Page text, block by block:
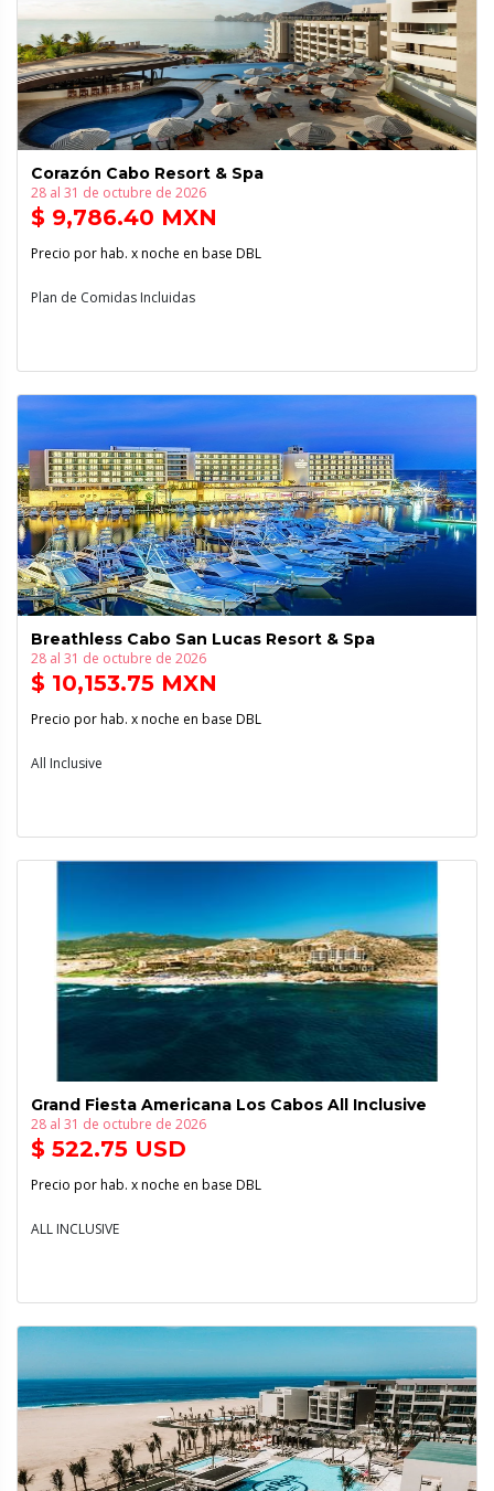
Corazón Cabo Resort & Spa
28 al 31 de octubre de 2026
$ 9,786.40 MXN
Precio por hab. x noche en base DBL
Plan de Comidas Incluidas
Breathless Cabo San Lucas Resort & Spa
28 al 31 de octubre de 2026
$ 10,153.75 MXN
Precio por hab. x noche en base DBL
All Inclusive
Grand Fiesta Americana Los Cabos All Inclusive
28 al 31 de octubre de 2026
$ 522.75 USD
Precio por hab. x noche en base DBL
ALL INCLUSIVE